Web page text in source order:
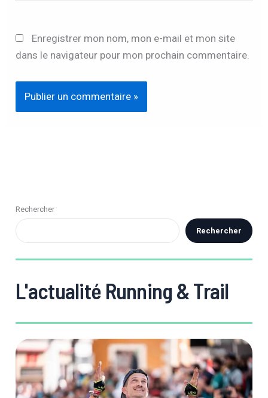
Enregistrer mon nom, mon e-mail et mon site
dans le navigateur pour mon prochain commentaire.
Rechercher
Rechercher
L'actualité Running & Trail